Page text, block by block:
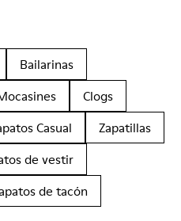
Bailarinas
Clogs
Casual
Zapatillas
de vestir
de tacón